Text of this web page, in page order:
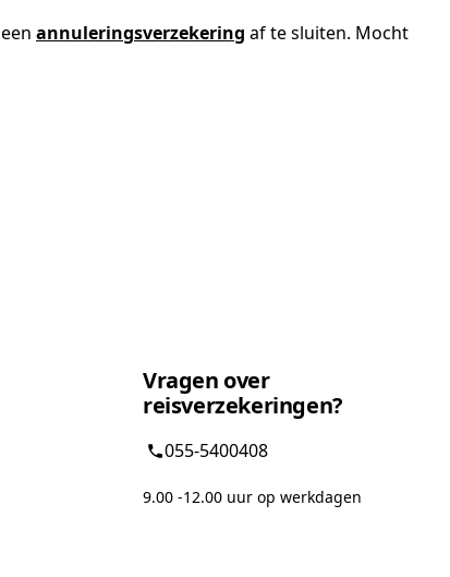
annuleringsverzekering af te sluiten. Mocht
Vragen over
reisverzekeringen?
055-5400408
9.00 -12.00 uur op werkdagen